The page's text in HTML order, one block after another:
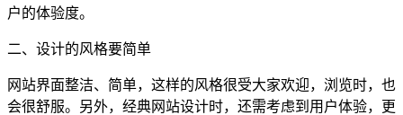
户的体验度。
二、设计的风格要简单
网站界面整洁、简单，这样的风格很受大家欢迎，浏览时，也
会很舒服。另外，经典网站设计时，还需考虑到用户体验，更